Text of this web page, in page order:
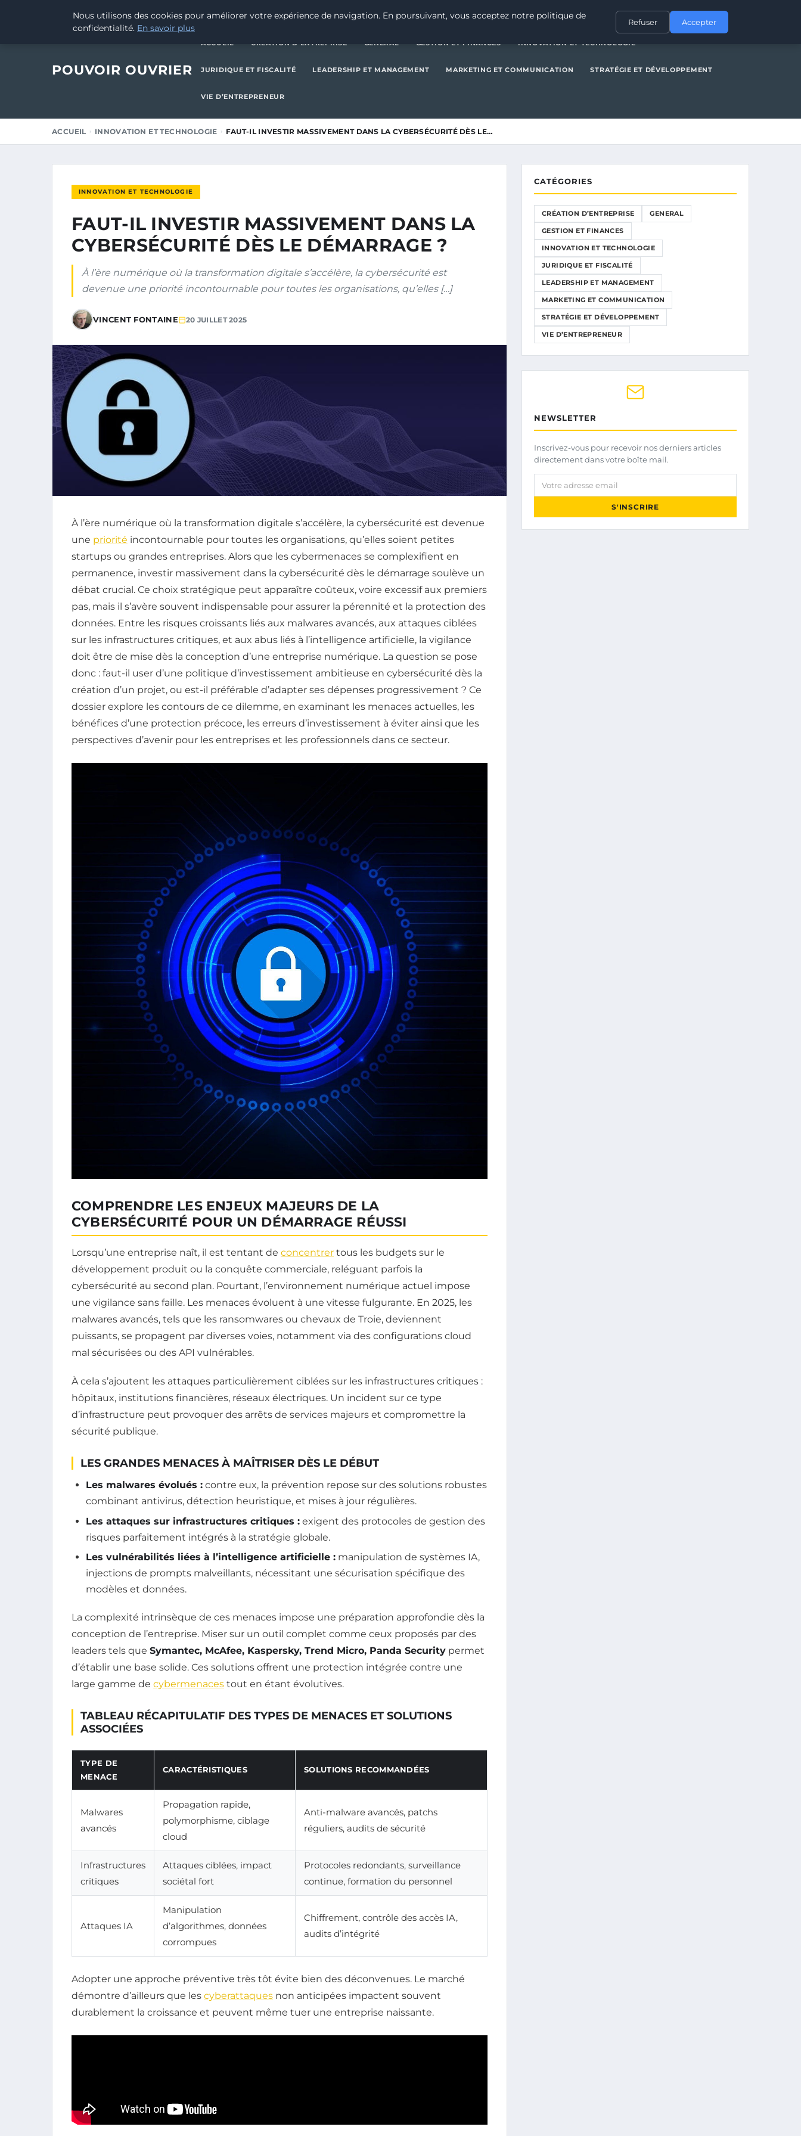
20 JUILLET 2025 GENERAL GESTION ET FINANCESINNOVATION ET TECHNOLOGIE
POUVOIR OUVRIER
ACCUEIL CRÉATION D’ENTREPRISE GENERAL GESTION ET FINANCES INNOVATION ET TECHNOLOGIE
JURIDIQUE ET FISCALITÉ LEADERSHIP ET MANAGEMENT MARKETING ET COMMUNICATION STRATÉGIE ET DÉVELOPPEMENT
VIE D’ENTREPRENEUR
ACCUEIL INNOVATION ET TECHNOLOGIE FAUT-IL INVESTIR MASSIVEMENT DANS LA CYBERSÉCURITÉ DÈS LE…
INNOVATION ET TECHNOLOGIE
FAUT-IL INVESTIR MASSIVEMENT DANS LA
CYBERSÉCURITÉ DÈS LE DÉMARRAGE ?
À l’ère numérique où la transformation digitale s’accélère, la cybersécurité est
devenue une priorité incontournable pour toutes les organisations, qu’elles […]
VINCENT FONTAINE 20 JUILLET 2025
À l’ère numérique où la transformation digitale s’accélère, la cybersécurité est devenue
une priorité incontournable pour toutes les organisations, qu’elles soient petites
startups ou grandes entreprises. Alors que les cybermenaces se complexifient en
permanence, investir massivement dans la cybersécurité dès le démarrage soulève un
débat crucial. Ce choix stratégique peut apparaître coûteux, voire excessif aux premiers
pas, mais il s’avère souvent indispensable pour assurer la pérennité et la protection des
données. Entre les risques croissants liés aux malwares avancés, aux attaques ciblées
sur les infrastructures critiques, et aux abus liés à l’intelligence artificielle, la vigilance
doit être de mise dès la conception d’une entreprise numérique. La question se pose
donc : faut-il user d’une politique d’investissement ambitieuse en cybersécurité dès la
création d’un projet, ou est-il préférable d’adapter ses dépenses progressivement ? Ce
dossier explore les contours de ce dilemme, en examinant les menaces actuelles, les
bénéfices d’une protection précoce, les erreurs d’investissement à éviter ainsi que les
perspectives d’avenir pour les entreprises et les professionnels dans ce secteur.
COMPRENDRE LES ENJEUX MAJEURS DE LA
CYBERSÉCURITÉ POUR UN DÉMARRAGE RÉUSSI
Lorsqu’une entreprise naît, il est tentant de concentrer tous les budgets sur le
développement produit ou la conquête commerciale, reléguant parfois la
cybersécurité au second plan. Pourtant, l’environnement numérique actuel impose
une vigilance sans faille. Les menaces évoluent à une vitesse fulgurante. En 2025, les
malwares avancés, tels que les ransomwares ou chevaux de Troie, deviennent
puissants, se propagent par diverses voies, notamment via des configurations cloud
mal sécurisées ou des API vulnérables.
À cela s’ajoutent les attaques particulièrement ciblées sur les infrastructures critiques :
hôpitaux, institutions financières, réseaux électriques. Un incident sur ce type
d’infrastructure peut provoquer des arrêts de services majeurs et compromettre la
sécurité publique.
LES GRANDES MENACES À MAÎTRISER DÈS LE DÉBUT
Les malwares évolués : contre eux, la prévention repose sur des solutions robustes
combinant antivirus, détection heuristique, et mises à jour régulières.
Les attaques sur infrastructures critiques : exigent des protocoles de gestion des
risques parfaitement intégrés à la stratégie globale.
Les vulnérabilités liées à l’intelligence artificielle : manipulation de systèmes IA,
injections de prompts malveillants, nécessitant une sécurisation spécifique des
modèles et données.
La complexité intrinsèque de ces menaces impose une préparation approfondie dès la
conception de l’entreprise. Miser sur un outil complet comme ceux proposés par des
leaders tels que Symantec, McAfee, Kaspersky, Trend Micro, Panda Security permet
d’établir une base solide. Ces solutions offrent une protection intégrée contre une
large gamme de cybermenaces tout en étant évolutives.
TABLEAU RÉCAPITULATIF DES TYPES DE MENACES ET SOLUTIONS
ASSOCIÉES
TYPE DE
MENACE
CARACTÉRISTIQUES SOLUTIONS RECOMMANDÉES
Malwares
avancés
Propagation rapide,
polymorphisme, ciblage
cloud
Anti-malware avancés, patchs
réguliers, audits de sécurité
Infrastructures
critiques
Attaques ciblées, impact
sociétal fort
Protocoles redondants, surveillance
continue, formation du personnel
Attaques IA
Manipulation
d’algorithmes, données
corrompues
Chiffrement, contrôle des accès IA,
audits d’intégrité
Adopter une approche préventive très tôt évite bien des déconvenues. Le marché
démontre d’ailleurs que les cyberattaques non anticipées impactent souvent
durablement la croissance et peuvent même tuer une entreprise naissante.
CATÉGORIES
CRÉATION D’ENTREPRISE GENERAL
GESTION ET FINANCES
INNOVATION ET TECHNOLOGIE
JURIDIQUE ET FISCALITÉ
LEADERSHIP ET MANAGEMENT
MARKETING ET COMMUNICATION
STRATÉGIE ET DÉVELOPPEMENT
VIE D’ENTREPRENEUR
NEWSLETTER
Inscrivez-vous pour recevoir nos derniers articles
directement dans votre boîte mail.
Votre adresse email
S'INSCRIRE
Nous utilisons des cookies pour améliorer votre expérience de navigation. En poursuivant, vous acceptez notre politique de
confidentialité. En savoir plus
Refuser Accepter